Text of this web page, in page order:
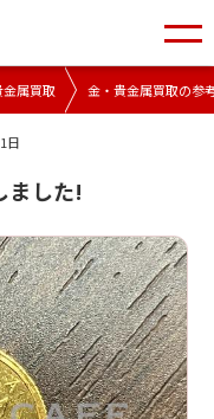
属買取 金・貴金属買取の参
日
ました!